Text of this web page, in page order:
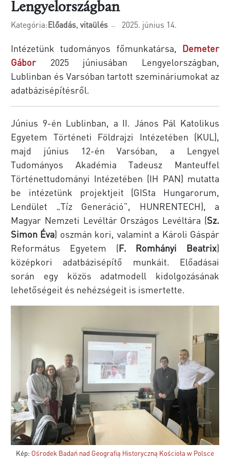
Lengyelországban
Kategória:Előadás, vitaülés 2025. június 14.
Intézetünk tudományos főmunkatársa, Demeter
Gábor2025 júniusában Lengyelországban,
Lublinban és Varsóban tartott szemináriumokat az
adatbázisépítésről.
Június 9-én Lublinban, a II. János Pál Katolikus
Egyetem Történeti Földrajzi Intézetében (KUL),
majd június 12-én Varsóban, a Lengyel
Tudományos Akadémia Tadeusz Manteuffel
Történettudományi Intézetében (IH PAN) mutatta
be intézetünk projektjeit (GISta Hungarorum,
Lendület „Tíz Generáció”, HUNRENTECH), a
Magyar Nemzeti Levéltár Országos Levéltára (Sz.
Simon Éva) oszmán kori, valamint a Károli Gáspár
Református Egyetem (F. Romhányi Beatrix)
középkori adatbázisépítő munkáit. Előadásai
során egy közös adatmodell kidolgozásának
lehetőségeit és nehézségeit is ismertette.
Kép: Ośrodek Badań nad Geografią Historyczną Kościoła w Polsce